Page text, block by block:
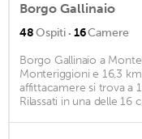
Borgo Gallinaio
48Ospiti · 16Camere
Borgo Gallinaio a
Monteriggioni e 16,3
affittacamere si trova a
Rilassati in una delle 16